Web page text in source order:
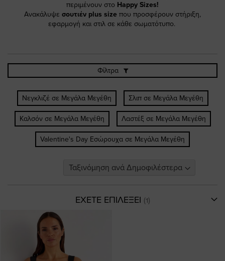
περιμένουν στο Happy Sizes!
Ανακάλυψε σουτιέν plus size που προσφέρουν στήριξη,
εφαρμογή και στιλ σε κάθε σωματότυπο.
Φίλτρα
Νεγκλιζέ σε Μεγάλα Μεγέθη Σλιπ σε Μεγάλα Μεγέθη
Καλσόν σε Μεγάλα Μεγέθη Λαστέξ σε Μεγάλα Μεγέθη
Valentine's Day Εσώρουχα σε Μεγάλα Μεγέθη
ΕΧΕΤΕ ΕΠΙΛΕΞΕΙ